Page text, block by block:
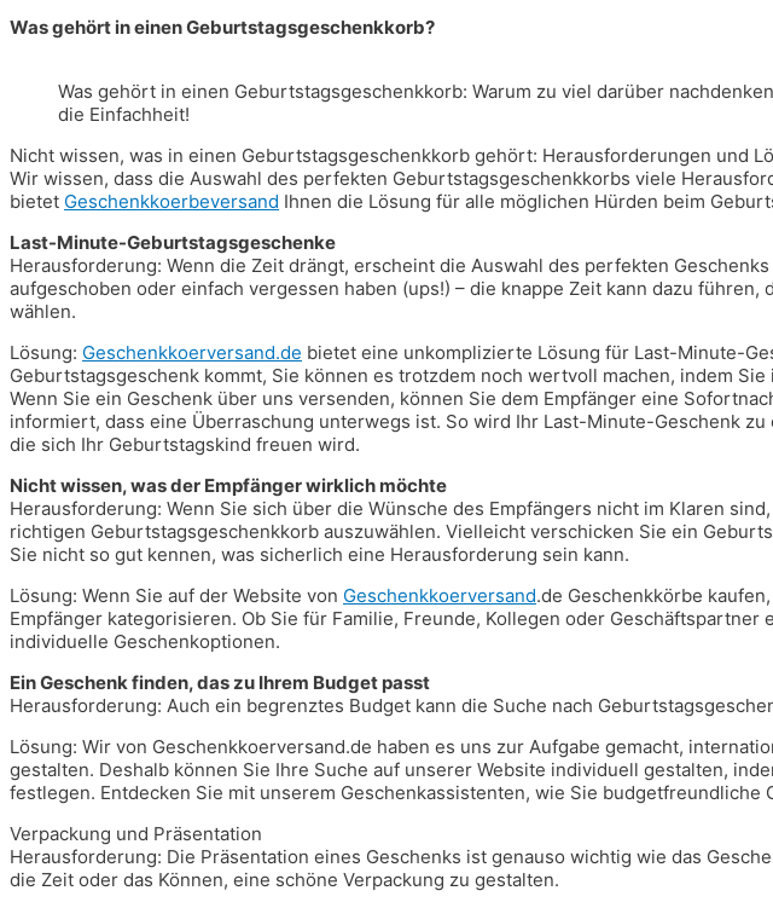
Was gehört in einen Geburtstagsgeschenkkorb?
Was gehört in einen Geburtstagsgeschenkkorb: Warum zu viel darüber
die Einfachheit!
Nicht wissen, was in einen Geburtstagsgeschenkkorb gehört: Herausforderungen und
Wir wissen, dass die Auswahl des perfekten Geburtstagsgeschenkkorbs viele
bietet Geschenkkoerbeversand Ihnen die Lösung für alle möglichen Hürden beim
Last-Minute-Geburtstagsgeschenke
Herausforderung: Wenn die Zeit drängt, erscheint die Auswahl des perfekten
aufgeschoben oder einfach vergessen haben (ups!) – die knappe Zeit kann dazu führen,
wählen.
Lösung: Geschenkkoerversand.de bietet eine unkomplizierte Lösung für Last-Minute-
Geburtstagsgeschenk kommt, Sie können es trotzdem noch wertvoll machen, indem
Wenn Sie ein Geschenk über uns versenden, können Sie dem Empfänger eine
informiert, dass eine Überraschung unterwegs ist. So wird Ihr Last-Minute-Geschenk
die sich Ihr Geburtstagskind freuen wird.
Nicht wissen, was der Empfänger wirklich möchte
Herausforderung: Wenn Sie sich über die Wünsche des Empfängers nicht im Klaren
richtigen Geburtstagsgeschenkkorb auszuwählen. Vielleicht verschicken Sie ein
Sie nicht so gut kennen, was sicherlich eine Herausforderung sein kann.
Lösung: Wenn Sie auf der Website von Geschenkkoerversand.de Geschenkkörbe
Empfänger kategorisieren. Ob Sie für Familie, Freunde, Kollegen oder Geschäftspartner
individuelle Geschenkoptionen.
Ein Geschenk finden, das zu Ihrem Budget passt
Herausforderung: Auch ein begrenztes Budget kann die Suche nach
Lösung: Wir von Geschenkkoerversand.de haben es uns zur Aufgabe gemacht,
gestalten. Deshalb können Sie Ihre Suche auf unserer Website individuell gestalten,
festlegen. Entdecken Sie mit unserem Geschenkassistenten, wie Sie budgetfreundliche
Verpackung und Präsentation
Herausforderung: Die Präsentation eines Geschenks ist genauso wichtig wie das
die Zeit oder das Können, eine schöne Verpackung zu gestalten.